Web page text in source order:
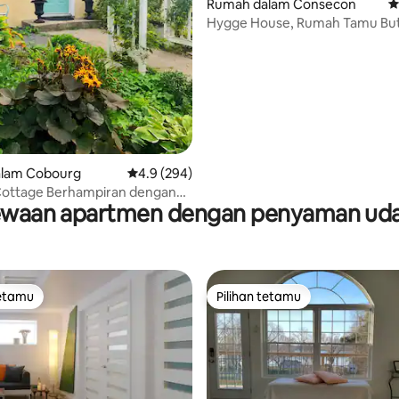
5, 225 ulasan
Cobourg Penarafan purata 4.9 daripada 5, 294 ulasan
4.9 (294)
Berhampiran dengan
Rumah dalam Consecon
Hygge House, Rumah Tamu
apartmen dengan penyaman
Pilihan tetamu
Pilihan tetamu